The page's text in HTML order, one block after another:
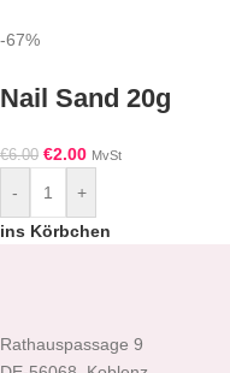
-67%
Nail Sand 20g
€6.00 €2.00 MvSt
-
+
ins Körbchen
Rathauspassage 9